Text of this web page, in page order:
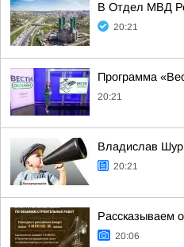
В Отдел МВД
20:21
Программа
20:21
Владислав
20:21
Рассказываем
20:06